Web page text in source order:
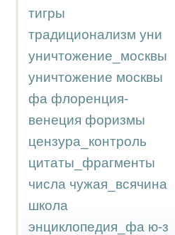
тигры
традиционализм уни
уничтожение_москвы
уничтожение москвы
фа флоренция-
венеция форизмы
цензура_контроль
цитаты_фрагменты
числа чужая_всячина
школа
энциклопедия_фа ю-з